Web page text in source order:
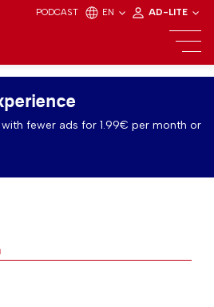
PODCAST EN AD-LITE
fewer ads for 1.99€ per month or